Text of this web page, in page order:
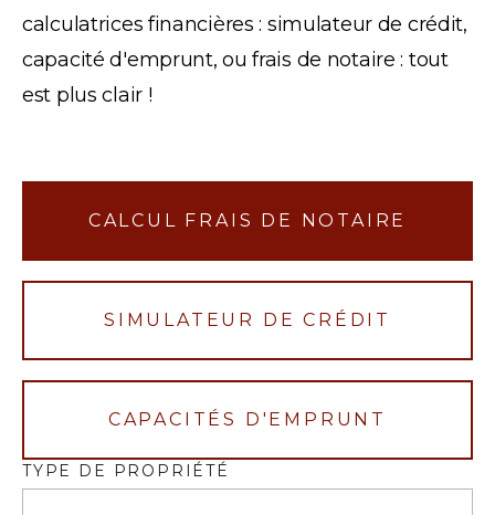
calculatrices financières : simulateur de crédit,
capacité d'emprunt, ou frais de notaire : tout
est plus clair !
CALCUL FRAIS DE NOTAIRE
SIMULATEUR DE CRÉDIT
CAPACITÉS D'EMPRUNT